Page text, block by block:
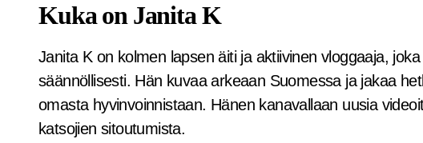
Kuka on Janita K
Janita K on kolmen lapsen äiti ja aktiivinen vloggaaja,
säännöllisesti. Hän kuvaa arkeaan Suomessa ja jakaa
omasta hyvinvoinnistaan. Hänen kanavallaan uusia
katsojien sitoutumista.